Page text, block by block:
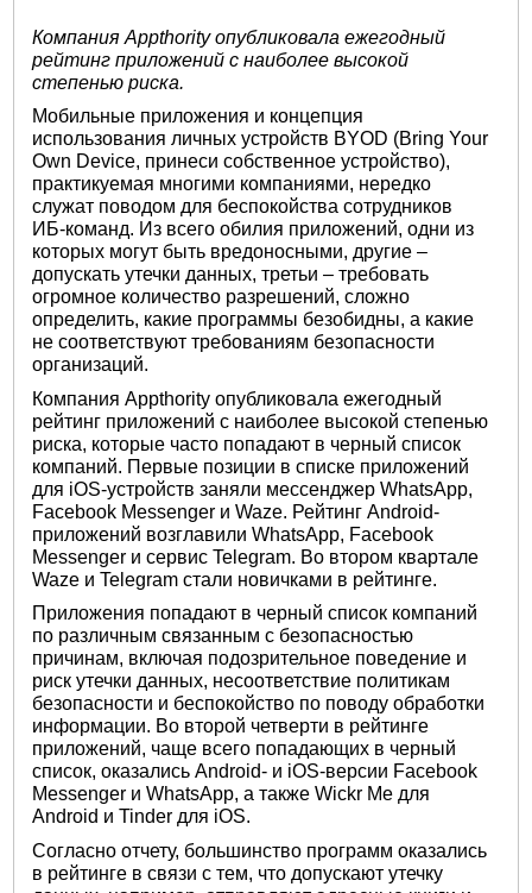
Компания Appthority опубликовала ежегодный
рейтинг приложений с наиболее высокой
степенью риска.
Мобильные приложения и концепция
использования личных устройств BYOD (Bring Your
Own Device, принеси собственное устройство),
практикуемая многими компаниями, нередко
служат поводом для беспокойства сотрудников
ИБ-команд. Из всего обилия приложений, одни из
которых могут быть вредоносными, другие –
допускать утечки данных, третьи – требовать
огромное количество разрешений, сложно
определить, какие программы безобидны, а какие
не соответствуют требованиям безопасности
организаций.
Компания Appthority опубликовала ежегодный
рейтинг приложений с наиболее высокой степенью
риска, которые часто попадают в черный список
компаний. Первые позиции в списке приложений
для iOS-устройств заняли мессенджер WhatsApp,
Facebook Messenger и Waze. Рейтинг Android-
приложений возглавили WhatsApp, Facebook
Messenger и сервис Telegram. Во втором квартале
Waze и Telegram стали новичками в рейтинге.
Приложения попадают в черный список компаний
по различным связанным с безопасностью
причинам, включая подозрительное поведение и
риск утечки данных, несоответствие политикам
безопасности и беспокойство по поводу обработки
информации. Во второй четверти в рейтинге
приложений, чаще всего попадающих в черный
список, оказались Android- и iOS-версии Facebook
Messenger и WhatsApp, а также Wickr Me для
Android и Tinder для iOS.
Согласно отчету, большинство программ оказались
в рейтинге в связи с тем, что допускают утечку